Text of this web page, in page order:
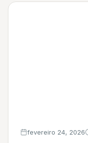
fevereiro 24, 2026